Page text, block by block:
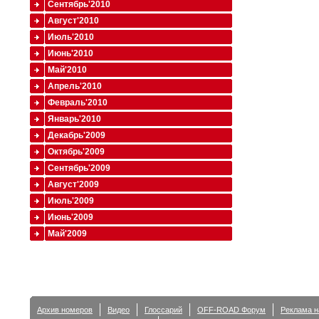
Сентябрь'2010
Август'2010
Июль'2010
Июнь'2010
Май'2010
Апрель'2010
Февраль'2010
Январь'2010
Декабрь'2009
Октябрь'2009
Сентябрь'2009
Август'2009
Июль'2009
Июнь'2009
Май'2009
Архив номеров Видео Глоссарий OFF-ROAD Форум Реклама